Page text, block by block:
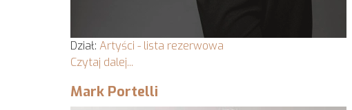
Dział: Artyści - lista rezerwowa
Czytaj dalej...
Mark Portelli